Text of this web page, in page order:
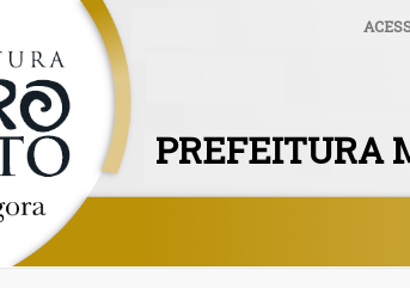
PREFEITURA